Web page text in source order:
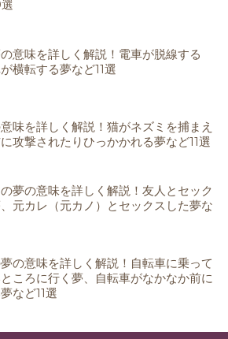
意味を詳しく解説！電車が脱線する
横転する夢など11選
味を詳しく解説！猫がネズミを捕まえ
攻撃されたりひっかかれる夢など11選
夢の意味を詳しく解説！友人とセック
元カレ（元カノ）とセックスした夢な
の意味を詳しく解説！自転車に乗って
ころに行く夢、自転車がなかなか前に
など11選